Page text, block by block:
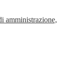
amministrazione,